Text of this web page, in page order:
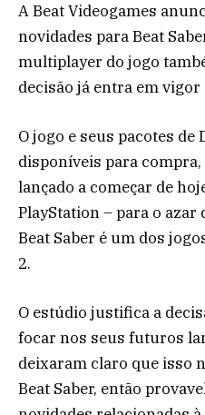
A Beat Videogames
novidades para Beat
multiplayer do jogo
decisão já entra em vigor
O jogo e seus pacotes de
disponíveis para
lançado a começar de
PlayStation – para o azar
Beat Saber é um dos
2.
O estúdio justifica a
focar nos seus futuros
deixaram claro que isso
Beat Saber, então